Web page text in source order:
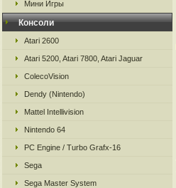
Мини Игры
Консоли
Atari 2600
Atari 5200, Atari 7800, Atari Jaguar
ColecoVision
Dendy (Nintendo)
Mattel Intellivision
Nintendo 64
PC Engine / Turbo Grafx-16
Sega
Sega Master System